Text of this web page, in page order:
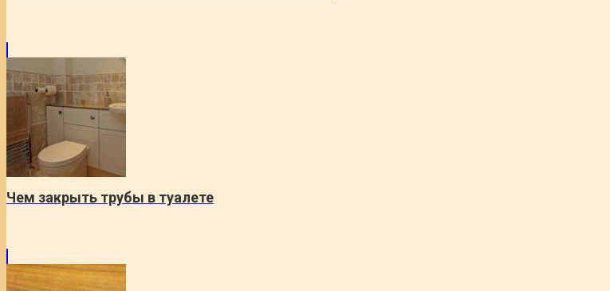
Чем закрыть трубы в туалете